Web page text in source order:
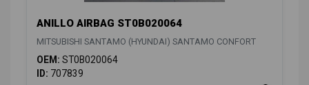
ANILLO AIRBAG ST0B020064
MITSUBISHI SANTAMO (HYUNDAI) SANTAMO CONFORT
OEM: ST0B020064
ID: 707839